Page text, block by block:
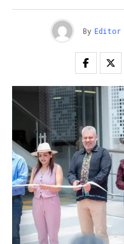
By Editor